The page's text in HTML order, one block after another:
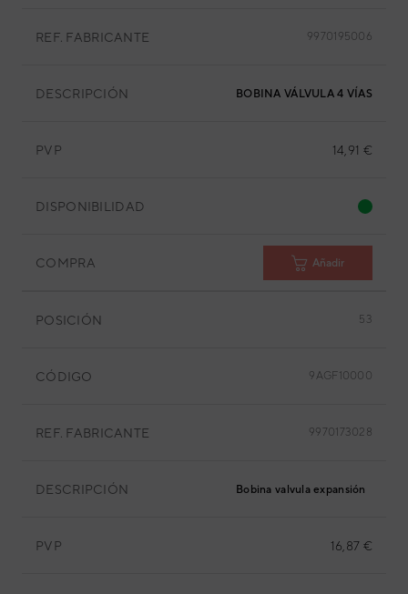
REF. FABRICANTE 9970195006
DESCRIPCIÓN BOBINA VÁLVULA 4 VÍAS
PVP 14,91 €
DISPONIBILIDAD
COMPRA Añadir
POSICIÓN 53
CÓDIGO 9AGF10000
REF. FABRICANTE 9970173028
DESCRIPCIÓN Bobina valvula expansión
PVP 16,87 €